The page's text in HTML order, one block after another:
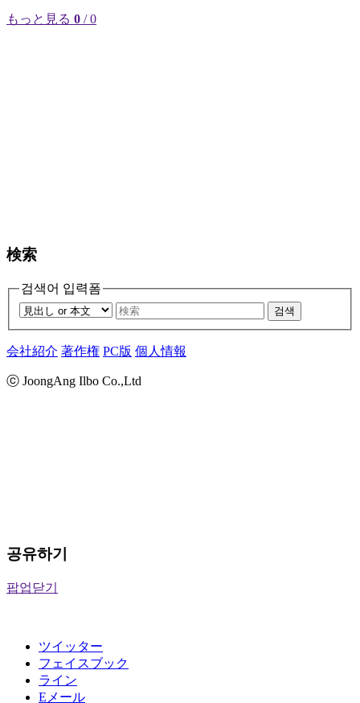
もっと見る 0 / 0
検索
검색어 입력폼
검색
会社紹介 著作権 PC版 個人情報
ⓒ JoongAng Ilbo Co.,Ltd
공유하기
팝업닫기
ツイッター
フェイスブック
ライン
Eメール